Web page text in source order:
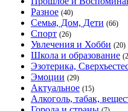
Разное (40)
Семья, Дом, Дети (66)
Спорт (26)
Увлечения и Хобби (20)
Школа и образование
Эзотерика,
Эмоции (29)
Актуальное (15)
Алкоголь, табак,